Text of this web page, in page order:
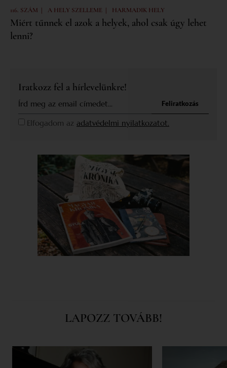
116. SZÁM | A HELY SZELLEME | HARMADIK HELY
Miért tűnnek el azok a helyek, ahol csak úgy lehet
lenni?
Iratkozz fel a hírlevelünkre!
Elfogadom az adatvédelmi nyilatkozatot.
Feliratkozás
LAPOZZ TOVÁBB!